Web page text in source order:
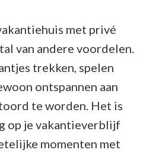
met privé
van andere voordelen.
trekken, spelen
ontspannen aan
te worden. Het is
op je vakantieverblijf
momenten met